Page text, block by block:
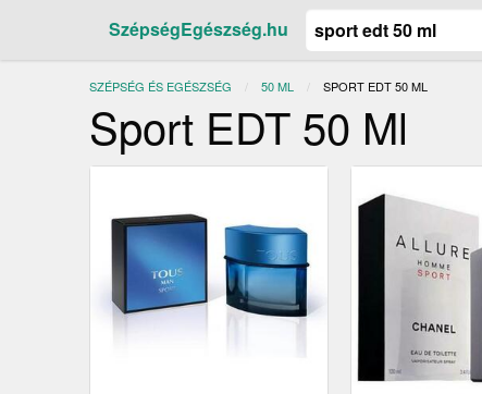
SzépségEgészség.hu
SZÉPSÉG ÉS EGÉSZSÉG 50 ML JELENLEGI:
SPORT EDT 50 ML
Sport EDT 50 Ml